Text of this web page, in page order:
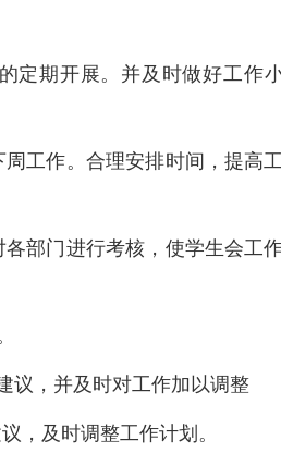
定期开展。并及时做好工作
工作。合理安排时间，提高
部门进行考核，使学生会工
议，并及时对工作加以调整
，及时调整工作计划。